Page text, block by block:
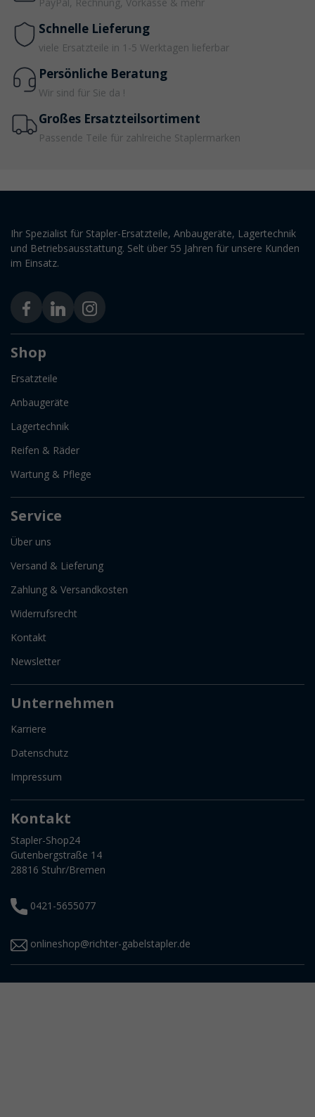
Schnelle Lieferung
viele Ersatzteile in 1-5 Werktagen lieferbar
Persönliche Beratung
Wir sind für Sie da !
Großes Ersatzteilsortiment
Passende Teile für zahlreiche Staplermarken
Ihr Spezialist für Stapler-Ersatzteile, Anbaugeräte, Lagertechnik
und Betriebsausstattung. Selt über 55 Jahren für unsere Kunden
im Einsatz.
Shop
Ersatzteile
Anbaugeräte
Lagertechnik
Reifen & Räder
Wartung & Pflege
Service
Über uns
Versand & Lieferung
Zahlung & Versandkosten
Widerrufsrecht
Kontakt
Newsletter
Unternehmen
Karriere
Datenschutz
Impressum
Kontakt
Stapler-Shop24
Gutenbergstraße 14
28816 Stuhr/Bremen
0421-5655077
onlineshop@richter-gabelstapler.de